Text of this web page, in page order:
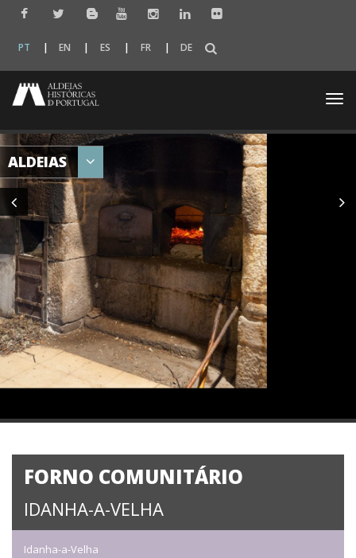
PT EN ES FR DE
ALDEIAS
FORNO COMUNITÁRIO
IDANHA-A-VELHA
Idanha-a-Velha